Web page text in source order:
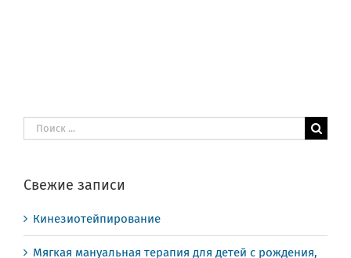
Результат
поиска:
Свежие записи
Кинезиотейпирование
Мягкая мануальная терапия для детей с рождения,